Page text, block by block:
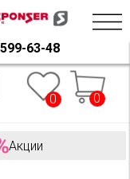
63-48
0 0
Акции